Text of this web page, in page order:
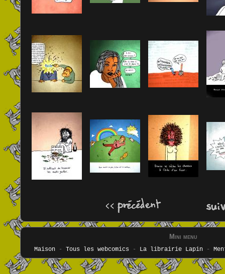
Mini menu
Maison- Tous les webcomics - La librairie Lapin-